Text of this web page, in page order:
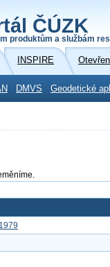
ČÚZK
produktům a službám
INSPIRE
DMVS Geodetické